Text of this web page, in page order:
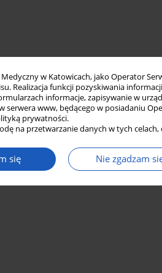
w Katowicach, jako Operator
Realizacja funkcji pozyskiwania
informacje, zapisywanie w
serwera www, będącego w posiadaniu
prywatności.
na przetwarzanie danych w tych
się Nie zgadzam